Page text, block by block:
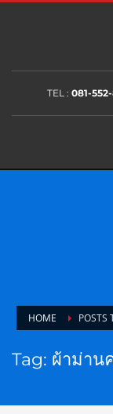
Login or
If you still have
TEL : 081-
HOME
Tag: ผ้าม่าน